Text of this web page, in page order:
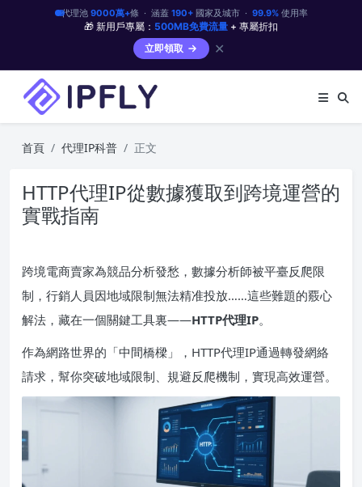
代理池 9000萬+條 · 涵蓋 190+國家及城市 · 99.9%使用率
🎁 新用戶專屬： 500MB免費流量 + 專屬折扣
立即領取
✕
首頁 代理IP科普 正文
HTTP代理IP從數據獲取到跨境運營的
實戰指南
跨境電商賣家為競品分析發愁，數據分析師被平臺反爬限
制，行銷人員因地域限制無法精准投放……這些難題的覈心
解法，藏在一個關鍵工具裏——HTTP代理IP。
作為網路世界的「中間橋樑」，HTTP代理IP通過轉發網絡
請求，幫你突破地域限制、規避反爬機制，實現高效運營。